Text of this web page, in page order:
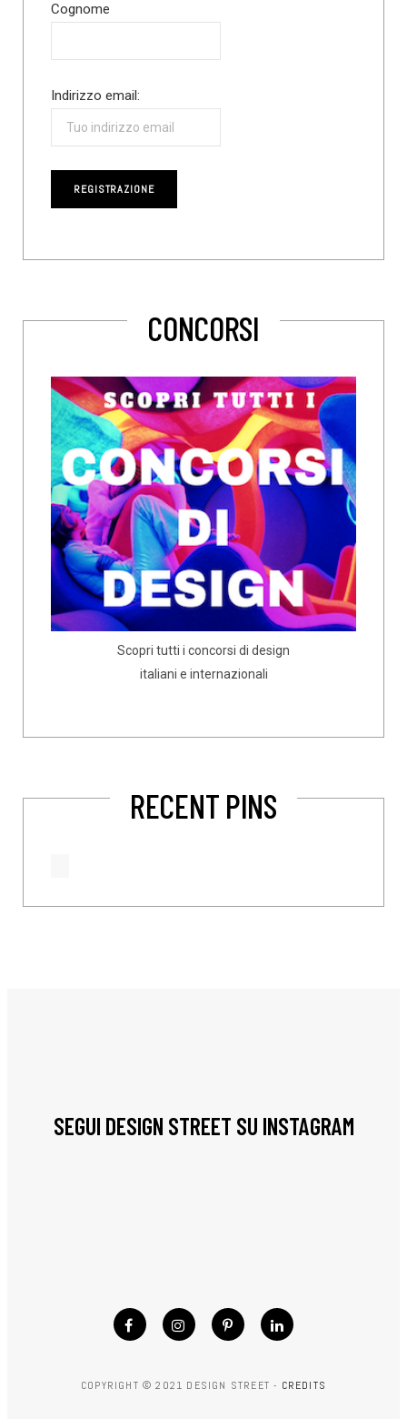
Cognome
Indirizzo email:
CONCORSI
Scopri tutti i concorsi di design
italiani e internazionali
RECENT PINS
SEGUI DESIGN STREET SU INSTAGRAM
COPYRIGHT © 2021 DESIGN STREET - CREDITS